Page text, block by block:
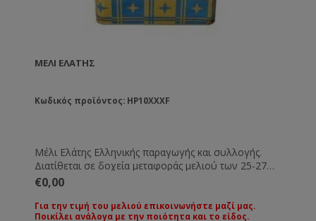
ΜΈΛΙ ΕΛΆΤΗΣ
Κωδικός προϊόντος: HP10XXXF
Μέλι Ελάτης Ελληνικής παραγωγής και συλλογής.
Διατίθεται σε δοχεία μεταφοράς μελιού των 25-27
Kg. Όλα τα μέλια συνοδεύονται από τις βασικές
εξετάσεις τους. Εάν επιθυμείτε κάποια ειδική εξέταση
μπορεί να γίνει με την ανάλογη επιβάρυνση.
€0,00
Για την τιμή του μελιού επικοινωνήστε μαζί μας.
Ποικίλει ανάλογα με την ποιότητα και το είδος.